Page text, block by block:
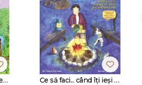
de a privi situațiile dificile cu
Relația dintre Mog și familia ei
necondiționată și apartenență.
Ce să faci... când ți-e teamă de greșeli. Ghid pentru copiii care nu acceptă să fie imperfecți Ce să faci... când îţi ieşi din fire. Ghid pentru copiii care nu-şi pot stăpâni furia